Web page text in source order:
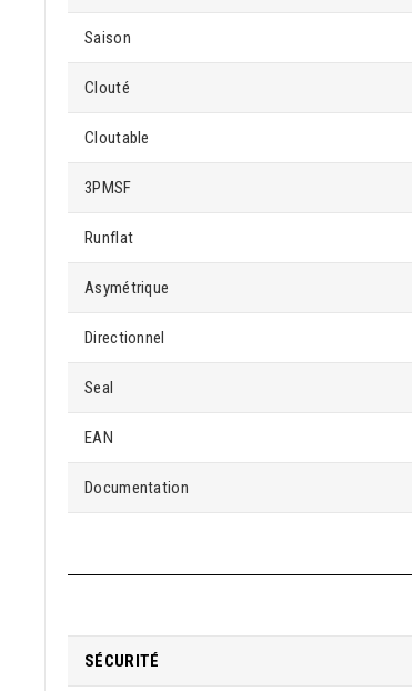
Saison
Clouté
Cloutable
3PMSF
Runflat
Asymétrique
Directionnel
Seal
EAN
Documentation
SÉCURITÉ